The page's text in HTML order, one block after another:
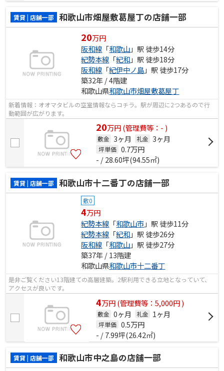
賃貸 | 店舗一部 和歌山市畑屋敷葛屋丁の店舗一部
20万円
阪和線 「和歌山」駅 徒歩14分
紀勢本線 「紀和」駅 徒歩18分
阪和線 「紀伊中ノ島」駅 徒歩17分
築32年 / 4階建
和歌山県和歌山市畑屋敷葛屋丁
新着情報：オオマタビルの空室情報ならコチラ。駅が周辺に2つあるので行
動範囲が広がります。
20万円(管理費等：- )
敷金 3ヶ月 礼金 3ヶ月
坪単価 0.7万円
- / 28.60坪(94.55㎡)
賃貸 | 店舗一部 和歌山市十二番丁の店舗一部
敷0
4万円
紀勢本線 「和歌山市 」駅 徒歩11分
紀勢本線 「紀和」駅 徒歩26分
阪和線 「和歌山」駅 徒歩27分
築37年 / 13階建
和歌山県和歌山市十二番丁
是非ご覧ください13階建ての高層建築。2駅利用できる立地となっていて、
アクセスが良いです。
4万円(管理費等：5,000円 )
敷金 0ヶ月 礼金 1ヶ月
坪単価 0.5万円
- / 7.99坪(26.42㎡)
賃貸 | 店舗一部 和歌山市中之島の店舗一部